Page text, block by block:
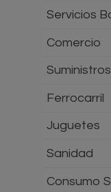
Servicios
Comercio
Suministros
Ferrocarril
Juguetes
Sanidad
Consumo